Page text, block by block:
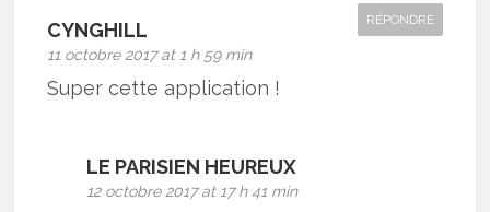
CYNGHILL
11 octobre 2017 at 1 h 59 min
RÉPONDRE
Super cette application !
LE PARISIEN HEUREUX
12 octobre 2017 at 17 h 41 min